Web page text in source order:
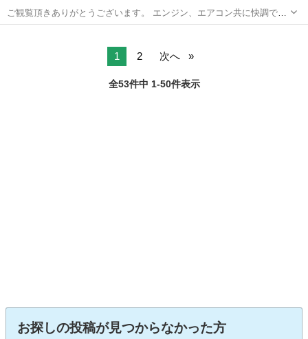
ご観覧頂きありがとうございます。 エンジン、エアコン共に快調で
す。 内装もキレイです！ セールスポイント ドライブレコーダー、
足で申し訳ありませんが、...1 2 次へ
全53件中 1-50件表示
お探しの投稿が見つからなかった方